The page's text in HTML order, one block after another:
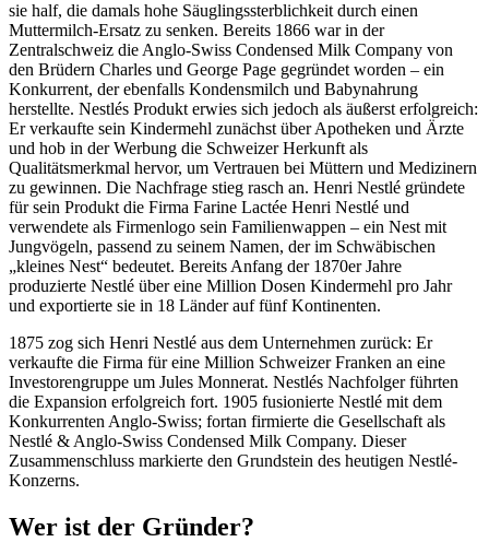
sie half, die damals hohe Säuglingssterblichkeit durch einen
Muttermilch-Ersatz zu senken. Bereits 1866 war in der
Zentralschweiz die Anglo-Swiss Condensed Milk Company von
den Brüdern Charles und George Page gegründet worden – ein
Konkurrent, der ebenfalls Kondensmilch und Babynahrung
herstellte. Nestlés Produkt erwies sich jedoch als äußerst erfolgreich:
Er verkaufte sein Kindermehl zunächst über Apotheken und Ärzte
und hob in der Werbung die Schweizer Herkunft als
Qualitätsmerkmal hervor, um Vertrauen bei Müttern und Medizinern
zu gewinnen. Die Nachfrage stieg rasch an. Henri Nestlé gründete
für sein Produkt die Firma Farine Lactée Henri Nestlé und
verwendete als Firmenlogo sein Familienwappen – ein Nest mit
Jungvögeln, passend zu seinem Namen, der im Schwäbischen
„kleines Nest“ bedeutet. Bereits Anfang der 1870er Jahre
produzierte Nestlé über eine Million Dosen Kindermehl pro Jahr
und exportierte sie in 18 Länder auf fünf Kontinenten.
1875 zog sich Henri Nestlé aus dem Unternehmen zurück: Er
verkaufte die Firma für eine Million Schweizer Franken an eine
Investorengruppe um Jules Monnerat. Nestlés Nachfolger führten
die Expansion erfolgreich fort. 1905 fusionierte Nestlé mit dem
Konkurrenten Anglo-Swiss; fortan firmierte die Gesellschaft als
Nestlé & Anglo-Swiss Condensed Milk Company. Dieser
Zusammenschluss markierte den Grundstein des heutigen Nestlé-
Konzerns.
Wer ist der Gründer?